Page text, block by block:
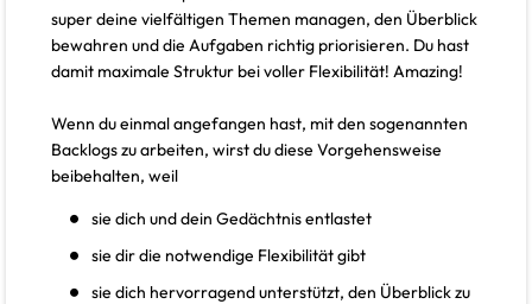
super deine vielfältigen Themen managen, den Überblick
bewahren und die Aufgaben richtig priorisieren. Du hast
damit maximale Struktur bei voller Flexibilität! Amazing!
Wenn du einmal angefangen hast, mit den sogenannten
Backlogs zu arbeiten, wirst du diese Vorgehensweise
beibehalten, weil
sie dich und dein Gedächtnis entlastet
sie dir die notwendige Flexibilität gibt
sie dich hervorragend unterstützt, den Überblick zu